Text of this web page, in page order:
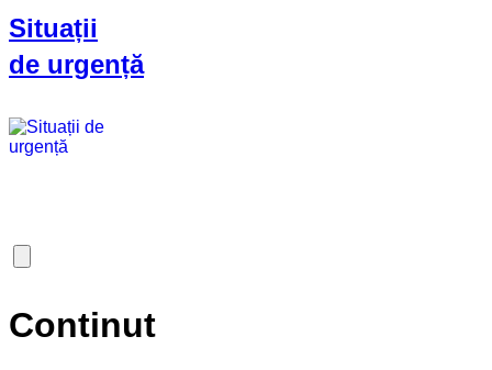
Situații
de urgență
Continut